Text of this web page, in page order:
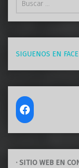
SIGUENOS EN
· SITIO WEB EN